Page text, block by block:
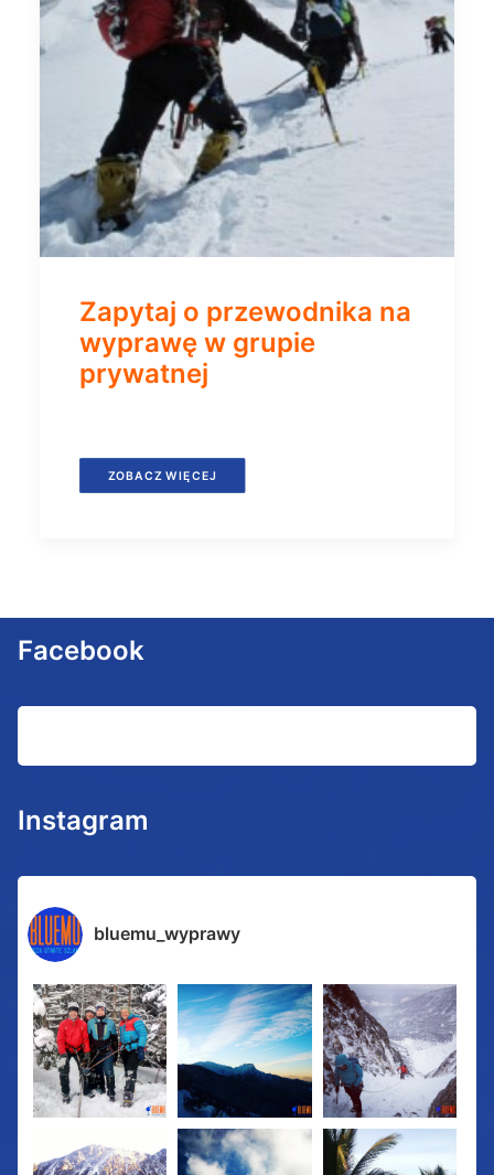
Zapytaj o przewodnika na
wyprawę w grupie
prywatnej
ZOBACZ WIĘCEJ
Facebook
Instagram
bluemu_wyprawy